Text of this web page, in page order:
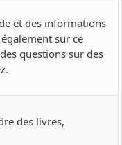
et des informations
sur ce
questions sur des
des livres,